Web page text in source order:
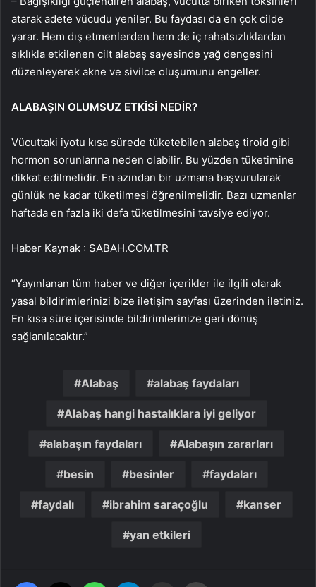
atarak adete vücudu yeniler. Bu faydası da en çok cilde
yarar. Hem dış etmenlerden hem de iç rahatsızlıklardan
sıklıkla etkilenen cilt alabaş sayesinde yağ dengesini
düzenleyerek akne ve sivilce oluşumunu engeller.
ALABAŞIN OLUMSUZ ETKİSİ NEDİR?
Vücuttaki iyotu kısa sürede tüketebilen alabaş tiroid gibi
hormon sorunlarına neden olabilir. Bu yüzden tüketimine
dikkat edilmelidir. En azından bir uzmana başvurularak
günlük ne kadar tüketilmesi öğrenilmelidir. Bazı uzmanlar
haftada en fazla iki defa tüketilmesini tavsiye ediyor.
Haber Kaynak : SABAH.COM.TR
“Yayınlanan tüm haber ve diğer içerikler ile ilgili olarak
yasal bildirimlerinizi bize iletişim sayfası üzerinden iletiniz.
En kısa süre içerisinde bildirimlerinize geri dönüş
sağlanılacaktır.”
Alabaş alabaş faydaları
Alabaş hangi hastalıklara iyi geliyor
alabaşın faydaları Alabaşın zararları
besin besinler faydaları
faydalı ibrahim saraçoğlu kanser
yan etkileri
Facebook WhatsApp Email'den paylaş